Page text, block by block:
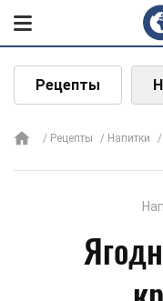
Рецепты
Рецепты Напитки